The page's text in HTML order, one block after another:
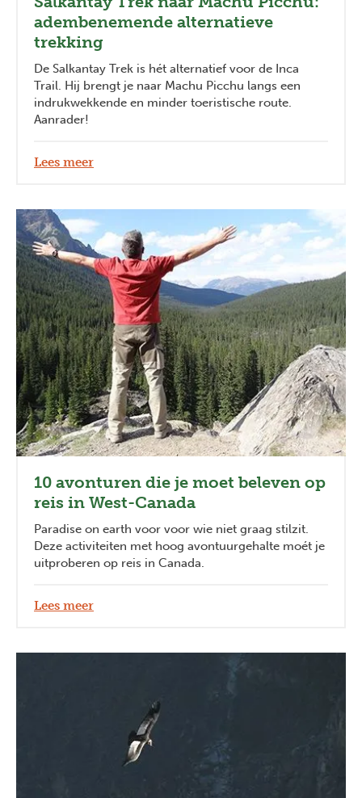
adembenemende alternatieve
trekking
De Salkantay Trek is hét alternatief voor de Inca
Trail. Hij brengt je naar Machu Picchu langs een
indrukwekkende en minder toeristische route.
Aanrader!
Lees meer
10 avonturen die je moet beleven op
reis in West-Canada
Paradise on earth voor voor wie niet graag stilzit.
Deze activiteiten met hoog avontuurgehalte moét je
uitproberen op reis in Canada.
Lees meer